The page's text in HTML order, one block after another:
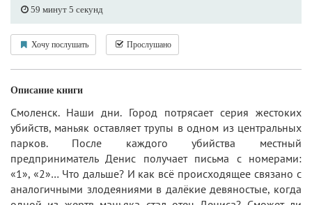
59 минут 5 секунд
Хочу послушать Прослушано
Описание книги
Смоленск. Наши дни. Город потрясает серия жестоких
убийств, маньяк оставляет трупы в одном из центральных
парков. После каждого убийства местный
предприниматель Денис получает письма с номерами:
«1», «2»… Что дальше? И как всё происходящее связано с
аналогичными злодеяниями в далёкие девяностые, когда